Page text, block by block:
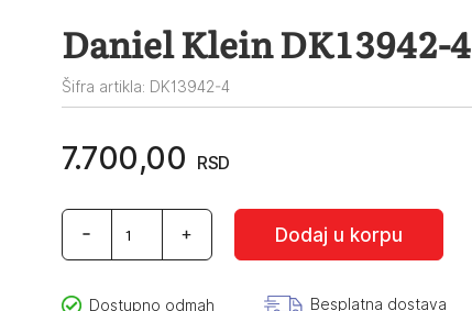
Daniel Klein DK13942-4
Šifra artikla: DK13942-4
7.700,00 RSD
Daniel
Klein
DK13942-
količina
Dodaj u korpu
Dostupno odmah Besplatna dostava